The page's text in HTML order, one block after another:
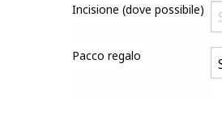
Incisione (dove possibile)
Pacco regalo